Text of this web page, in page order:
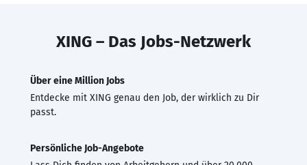
XING – Das Jobs-Netzwerk
Über eine Million Jobs
Entdecke mit XING genau den Job, der wirklich zu Dir
passt.
Persönliche Job-Angebote